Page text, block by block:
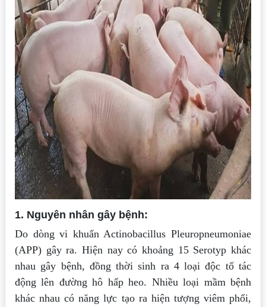
1. Nguyên nhân gây bệnh:
Do dòng vi khuẩn Actinobacillus Pleuropneumoniae
(APP) gây ra. Hiện nay có khoảng 15 Serotyp khác
nhau gây bệnh, đồng thời sinh ra 4 loại độc tố tác
động lên đường hô hấp heo. Nhiều loại mầm bệnh
khác nhau có năng lực tạo ra hiện tượng viêm phổi,